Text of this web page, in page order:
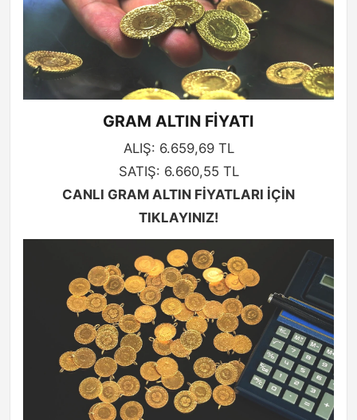
GRAM ALTIN FİYATI
ALIŞ: 6.659,69 TL
SATIŞ: 6.660,55 TL
CANLI GRAM ALTIN FİYATLARI İÇİN
TIKLAYINIZ!